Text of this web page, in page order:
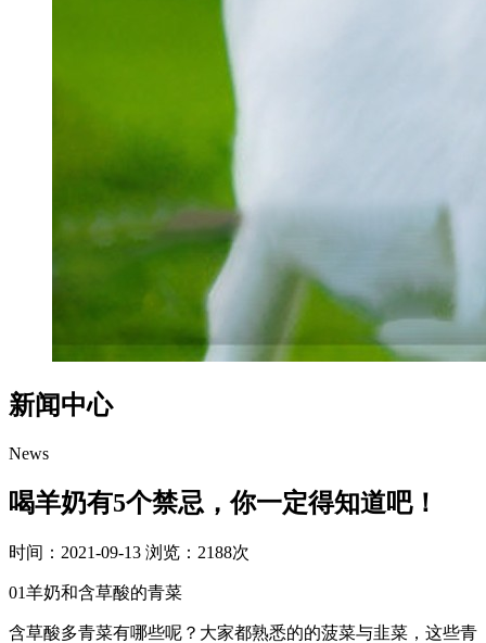
新闻中心
News
喝羊奶有5个禁忌，你一定得知道吧！
时间：2021-09-13 浏览：2188次
01羊奶和含草酸的青菜
含草酸多青菜有哪些呢？大家都熟悉的的菠菜与韭菜，这些青